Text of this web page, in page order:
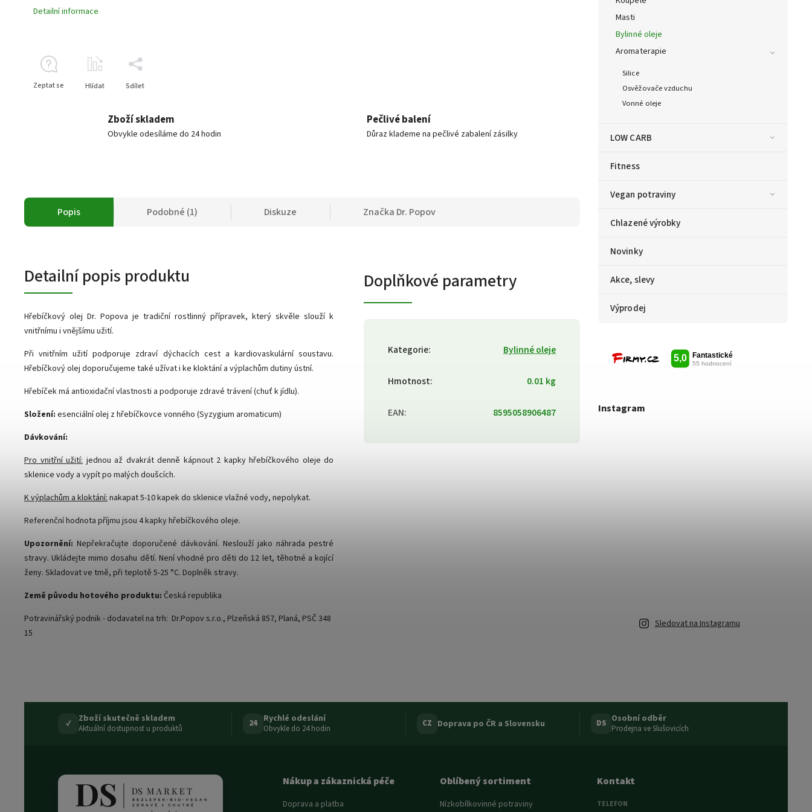
Masti
Bylinné oleje
Aromaterapie
Silice
Osvěžovače vzduchu
Vonné oleje
LOW CARB
Fitness
Vegan potraviny
Chlazené výrobky
Novinky
Akce, slevy
Výprodej
Instagram
Sledovat na Instagramu
Detailní informace
Zeptat se Hlídat Sdílet
Zboží skladem
Obvykle odesíláme do 24 hodin
Pečlivé balení
Důraz klademe na pečlivé zabalení zásilky
Popis Podobné (1) Diskuze Značka Dr. Popov
Detailní popis produktu
Hřebíčkový olej Dr. Popova je tradiční rostlinný přípravek, který skvěle slouží k
vnitřnímu i vnějšímu užití.
Při vnitřním užití podporuje zdraví dýchacích cest a kardiovaskulární soustavu.
Hřebíčkový olej doporučujeme také užívat i ke kloktání a výplachům dutiny ústní.
Hřebíček má antioxidační vlastnosti a podporuje zdravé trávení (chuť k jídlu).
Složení: esenciální olej z hřebíčkovce vonného (Syzygium aromaticum)
Dávkování:
Pro vnitřní užití: jednou až dvakrát denně kápnout 2 kapky hřebíčkového oleje do
sklenice vody a vypít po malých doušcích.
K výplachům a kloktání: nakapat 5-10 kapek do sklenice vlažné vody, nepolykat.
Referenční hodnota příjmu jsou 4 kapky hřebíčkového oleje.
Upozornění: Nepřekračujte doporučené dávkování. Neslouží jako náhrada pestré
stravy. Ukládejte mimo dosahu dětí. Není vhodné pro děti do 12 let, těhotné a kojící
ženy. Skladovat ve tmě, při teplotě 5-25 °C. Doplněk stravy.
Země původu hotového produktu: Česká republika
Potravinářský podnik - dodavatel na trh: Dr.Popov s.r.o., Plzeňská 857, Planá, PSČ 348
15
Doplňkové parametry
Kategorie: Bylinné oleje
Hmotnost: 0.01 kg
EAN: 8595058906487
✓ Zboží skutečně skladem
Aktuální dostupnost u produktů 24 Rychlé odeslání
Obvykle do 24 hodin CZ Doprava po ČR a Slovensku DS Osobní odběr
Prodejna ve Slušovicích
Nákup a zákaznická péče
Doprava a platba
Oblíbený sortiment
Nízkobílkovinné potraviny
Kontakt
TELEFON